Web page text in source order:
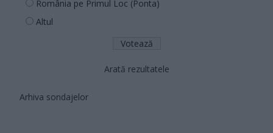
România pe Primul Loc (Ponta)
Altul
Arată rezultatele
Arhiva sondajelor